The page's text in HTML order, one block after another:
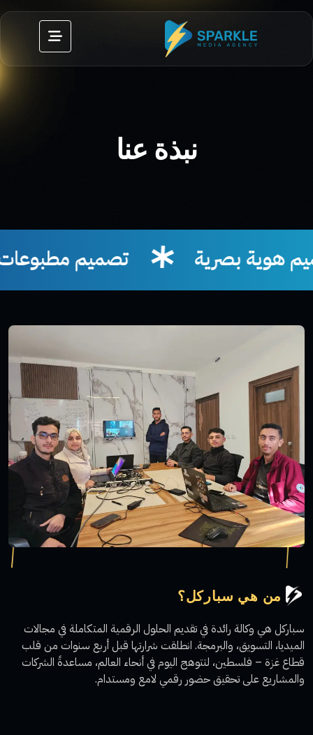
نبذة عنا
تصميم مطبوعات
من هي سباركل؟
سباركل هي وكالة رائدة في تقديم الحلول الرقمية المتكاملة في مجالات
الميديا، التسويق، والبرمجة. انطلقت شرارتها قبل أربع سنوات من قلب
قطاع غزة – فلسطين، لتتوهج اليوم في أنحاء العالم، مساعدةً الشركات
والمشاريع على تحقيق حضور رقمي لامع ومستدام.